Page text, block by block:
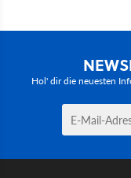
Hol' dir die neuesten